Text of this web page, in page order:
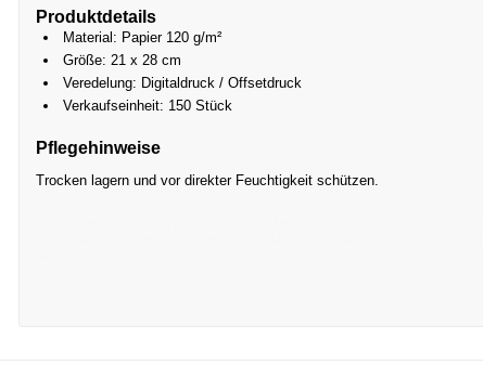
Produktdetails
Material: Papier 120 g/m²
Größe: 21 x 28 cm
Veredelung: Digitaldruck / Offsetdruck
Verkaufseinheit: 150 Stück
Pflegehinweise
Trocken lagern und vor direkter Feuchtigkeit schützen.